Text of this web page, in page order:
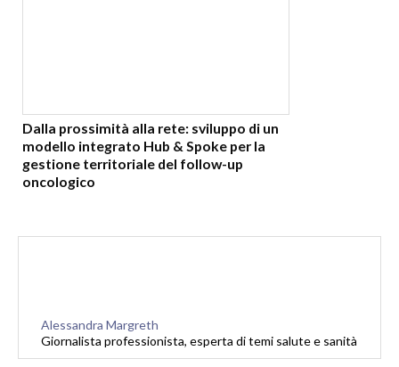
Dalla prossimità alla rete: sviluppo di un
modello integrato Hub & Spoke per la
gestione territoriale del follow-up
oncologico
Alessandra Margreth
Giornalista professionista, esperta di temi salute e sanità